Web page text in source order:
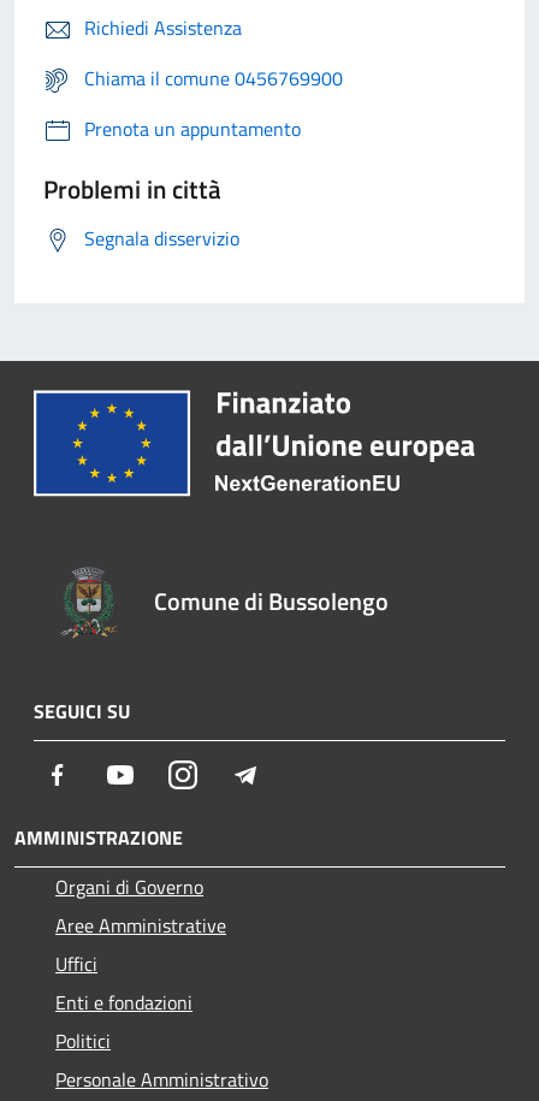
Richiedi Assistenza
Chiama il comune 0456769900
Prenota un appuntamento
Problemi in città
Segnala disservizio
Comune di Bussolengo
SEGUICI SU
Facebook YoutubeInstagram
AMMINISTRAZIONE
Organi di Governo
Aree Amministrative
Uffici
Enti e fondazioni
Politici
Personale Amministrativo